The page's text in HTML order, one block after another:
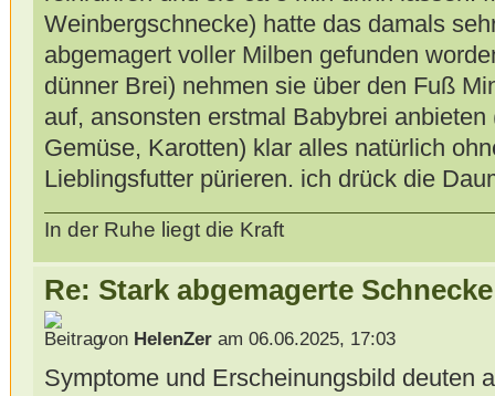
Weinbergschnecke) hatte das damals
abgemagert voller Milben gefunden
dünner Brei) nehmen sie über den Fuß
auf, ansonsten erstmal Babybrei
Gemüse, Karotten) klar alles natürlich
Lieblingsfutter pürieren. ich drück die
In der Ruhe liegt die Kraft
Re: Stark abgemagerte Schnecke
von HelenZeram 06.06.2025, 17:03
Symptome und Erscheinungsbild deuten